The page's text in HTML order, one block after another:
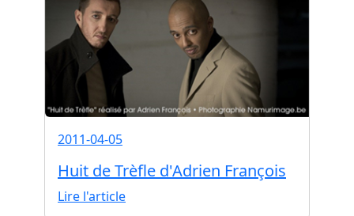
2011-04-05
Huit de Trèfle d'Adrien François
Lire l'article